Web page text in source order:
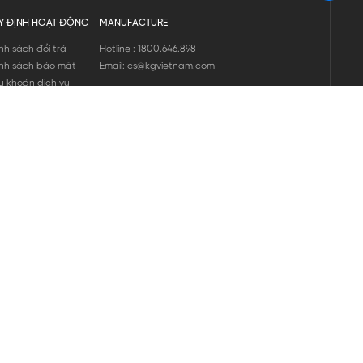
ĐỊNH HOẠT ĐỘNG
sách đổi trả
sách bảo mật
khoản dịch vụ
MANUFACTURE
Hotline : 1800.646.898
Email: cs@kgvietnam.com